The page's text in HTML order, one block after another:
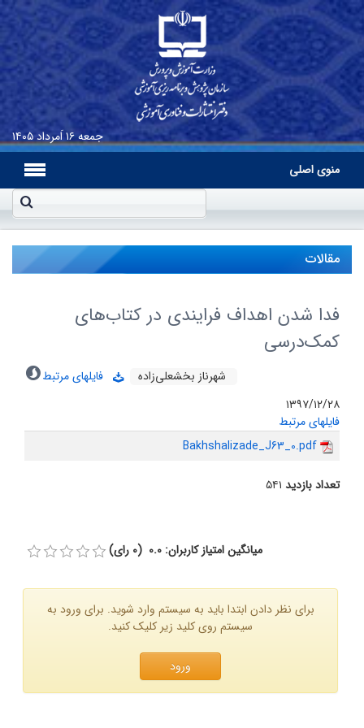
جمعه۱۶ اَمرداد ۱۴۰۵
منوی اصلی
مقالات
فدا شدن اهداف فرایندی در کتاب‌های
کمک‌درسی
شهرناز بخشعلی‌زاده
فایلهای مرتبط
۱۳۹۷/۱۲/۲۸
فایلهای مرتبط
Bakhshalizade_J63_0.pdf
تعداد بازدید ۵۴۱
میانگین امتیاز کاربران: 0.0 (0 رای)
برای نظر دادن ابتدا باید به سیستم وارد شوید. برای ورود به
سیستم روی کلید زیر کلیک کنید.
ورود